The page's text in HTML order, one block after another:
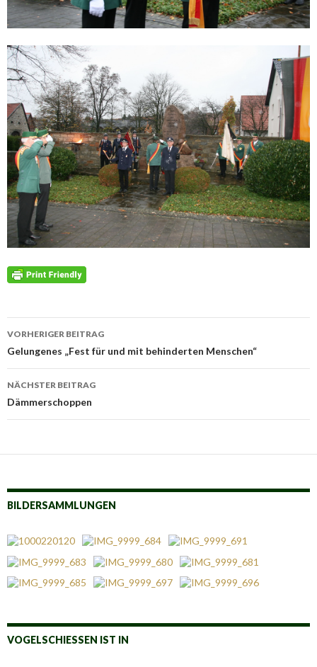
Beitrags-
Navigation
VORHERIGER BEITRAG
Gelungenes „Fest für und mit behinderten Menschen“
NÄCHSTER BEITRAG
Dämmerschoppen
BILDERSAMMLUNGEN
VOGELSCHIESSEN IST IN